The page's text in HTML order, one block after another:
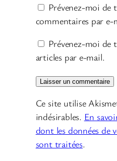
Prévenez-moi de
commentaires par e-
Prévenez-moi de
articles par e-mail.
Ce site utilise
indésirables. En
dont les données de
sont traitées.